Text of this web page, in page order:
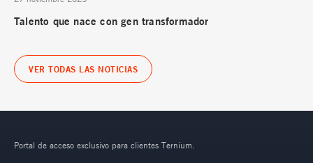
Talento que nace con gen transformador
VER TODAS LAS NOTICIAS
Portal de acceso exclusivo para clientes Ternium.